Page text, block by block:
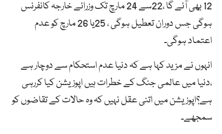
12 بھی آئے گا ،22سے 24 مارچ تک وزرائے خارجہ کانفرنس
ہوگی جس دوران تعطیل ہوگی ، 25یا 26 مارچ کو عدم
اعتماد ہوگی۔
انہوں نے مزید کہا ہے کہ دنیا عدم استحکام سے دوچار ہے
،دنیا میں عالمی جنگ کے خطرات ہیں اپوزیشن کیا کررہی
ہے؟اپوزیشن میں اتنی عقل نہیں کہ وہ حالات کے تقاضوں کو
سمجھے۔